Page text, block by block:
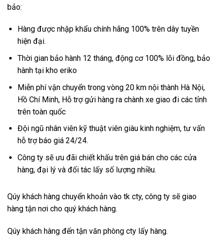
bảo:
Hàng được nhập khẩu chính hãng 100% trên dây tuyền
hiện đại.
Thời gian bảo hành 12 tháng, động cơ 100% lõi đồng, bảo
hành tại kho eriko
Miễn phí vận chuyển trong vòng 20 km nội thành Hà Nội,
Hồ Chí Minh, Hỗ trợ gửi hàng ra chành xe giao đi các tỉnh
trên toàn quốc
Đội ngũ nhân viên kỹ thuật viên giàu kinh nghiệm, tư vấn
hỗ trợ báo giá 24/24.
Công ty sẽ ưu đãi chiết khấu trên giá bán cho các cửa
hàng, đại lý và đối tác lấy số lượng nhiều.
Qúy khách hàng chuyển khoản vào tk cty, công ty sẽ giao
hàng tận nơi cho quý khách hàng.
Qúy khách hàng đến tận văn phòng cty lấy hàng.